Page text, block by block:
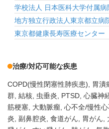
学校法人 日本医科大学付属病
地方独立行政法人東京都立病
東京都健康長寿医療センター
治療/対応可能な疾患
COPD(慢性閉塞性肺疾患) 胃潰
群 結核 虫垂炎 PTSD 心臓神
筋梗塞 大動脈瘤 心不全/慢性
炎 副鼻腔炎 食道がん 胃がん